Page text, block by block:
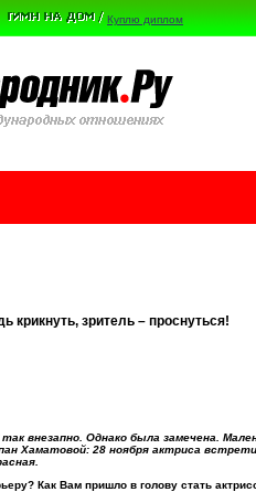
Куплю диплом
крикнуть, зритель – проснуться!
внезапно. Однако была замечена.
Хаматовой: 28 ноября актриса
Как Вам пришло в голову стать